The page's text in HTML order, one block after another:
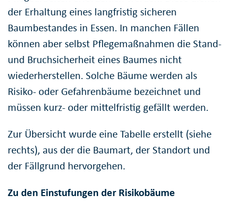
der Erhaltung eines langfristig sicheren
Baumbestandes in Essen. In manchen Fällen
können aber selbst Pflegemaßnahmen die Stand-
und Bruchsicherheit eines Baumes nicht
wiederherstellen. Solche Bäume werden als
Risiko- oder Gefahrenbäume bezeichnet und
müssen kurz- oder mittelfristig gefällt werden.
Zur Übersicht wurde eine Tabelle erstellt (siehe
rechts), aus der die Baumart, der Standort und
der Fällgrund hervorgehen.
Zu den Einstufungen der Risikobäume